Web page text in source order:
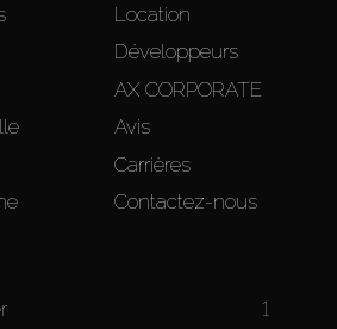
Location
Développeurs
AX CORPORATE
Avis
Carrières
Contactez-nous
1